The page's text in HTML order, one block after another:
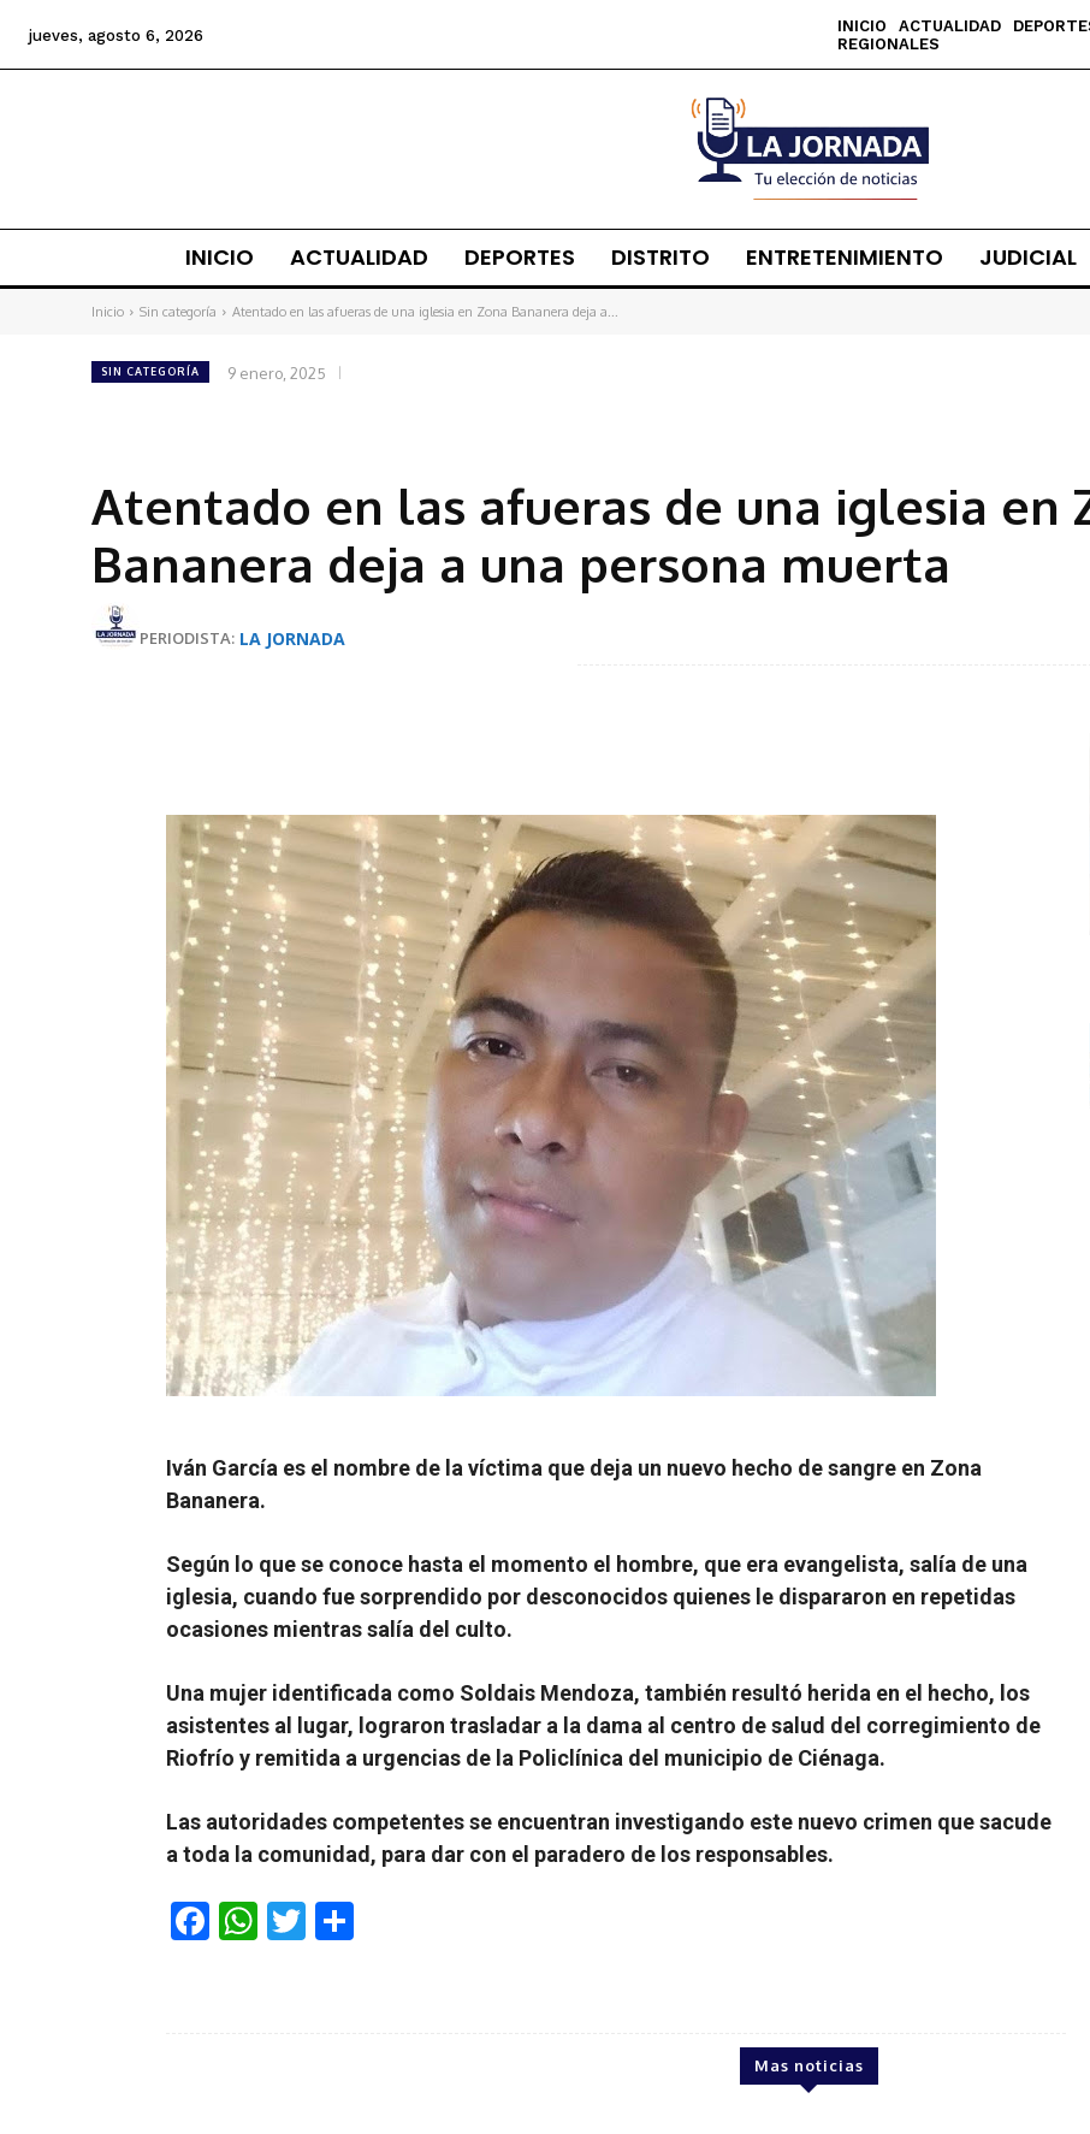
jueves, agosto 6, 2026 INICIO ACTUALIDAD
REGIONALES
INICIO ACTUALIDAD DEPORTES DISTRITO ENTRETENIMIENTO JUDICIAL
Inicio Sin categoría Atentado en las afueras de una iglesia en Zona Bananera deja a...
SIN CATEGORÍA 9 enero, 2025
Atentado en las afueras de una iglesia en
Bananera deja a una persona muerta
PERIODISTA: LA JORNADA
Iván García es el nombre de la víctima que deja un nuevo hecho de sangre en Zona
Bananera.
Según lo que se conoce hasta el momento el hombre, que era evangelista, salía de una
iglesia, cuando fue sorprendido por desconocidos quienes le dispararon en repetidas
ocasiones mientras salía del culto.
Una mujer identificada como Soldais Mendoza, también resultó herida en el hecho, los
asistentes al lugar, lograron trasladar a la dama al centro de salud del corregimiento de
Riofrío y remitida a urgencias de la Policlínica del municipio de Ciénaga.
Las autoridades competentes se encuentran investigando este nuevo crimen que sacude
a toda la comunidad, para dar con el paradero de los responsables.
F
W T
Mas noticias